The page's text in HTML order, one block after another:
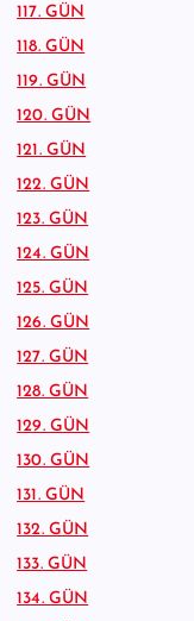
117. GÜN
118. GÜN
119. GÜN
120. GÜN
121. GÜN
122. GÜN
123. GÜN
124. GÜN
125. GÜN
126. GÜN
127. GÜN
128. GÜN
129. GÜN
130. GÜN
131. GÜN
132. GÜN
133. GÜN
134. GÜN